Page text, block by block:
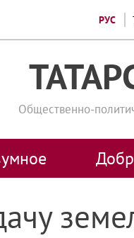
РУС
Общественно-